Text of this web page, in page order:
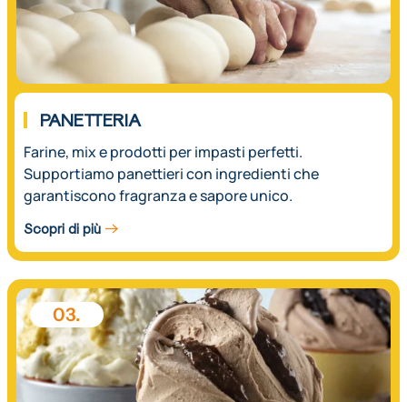
PANETTERIA
Farine, mix e prodotti per impasti perfetti.
Supportiamo panettieri con ingredienti che
garantiscono fragranza e sapore unico.
Scopri di più
03.